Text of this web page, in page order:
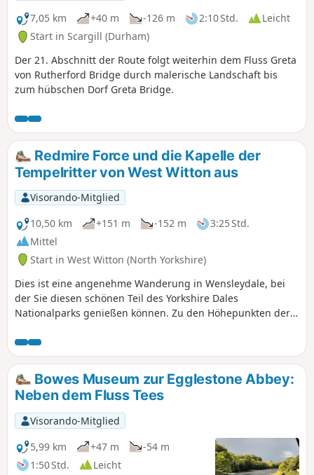
7,05 km
+40 m -126 m 2:10 Std.
Leicht
Start in Scargill (Durham)
Der 21. Abschnitt der Route folgt weiterhin dem Fluss Greta
von Rutherford Bridge durch malerische Landschaft bis
zum hübschen Dorf Greta Bridge.
Redmire Force und die Kapelle der
Tempelritter von West Witton aus
Visorando-Mitglied
10,50 km
+151 m -152 m
3:25 Std.
Mittel
Start in West Witton (North Yorkshire)
Dies ist eine angenehme Wanderung in Wensleydale, bei
der Sie diesen schönen Teil des Yorkshire Dales
Nationalparks genießen können. Zu den Höhepunkten der
Kapelle der Tempelritter.
Bowes Museum zur Egglestone Abbey:
Neben dem Fluss Tees
Visorando-Mitglied
5,99 km
+47 m
-54 m
1:50 Std.
Leicht